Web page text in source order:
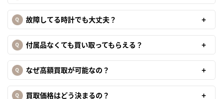
故障してる時計でも大丈夫？
付属品なくても買い取ってもらえる？
なぜ高額買取が可能なの？
買取価格はどう決まるの？